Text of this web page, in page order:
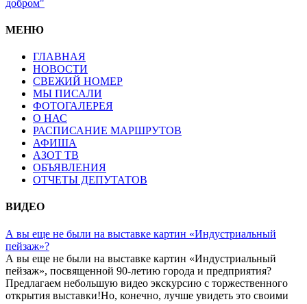
добром"
МЕНЮ
ГЛАВНАЯ
НОВОСТИ
СВЕЖИЙ НОМЕР
МЫ ПИСАЛИ
ФОТОГАЛЕРЕЯ
О НАС
РАСПИСАНИЕ МАРШРУТОВ
АФИША
АЗОТ ТВ
ОБЪЯВЛЕНИЯ
ОТЧЕТЫ ДЕПУТАТОВ
ВИДЕО
А вы еще не были на выставке картин «Индустриальный
пейзаж»?
А вы еще не были на выставке картин «Индустриальный
пейзаж», посвященной 90-летию города и предприятия?
Предлагаем небольшую видео экскурсию с торжественного
открытия выставки!Но, конечно, лучше увидеть это своими